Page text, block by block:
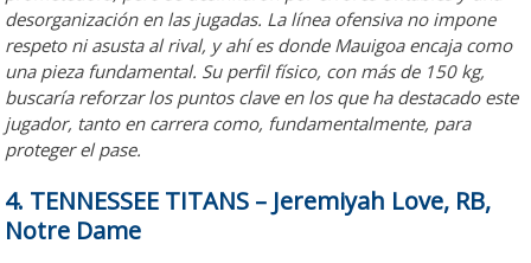
desorganización en las jugadas. La línea ofensiva no impone
respeto ni asusta al rival, y ahí es donde Mauigoa encaja como
una pieza fundamental. Su perfil físico, con más de 150 kg,
buscaría reforzar los puntos clave en los que ha destacado este
jugador, tanto en carrera como, fundamentalmente, para
proteger el pase.
4. TENNESSEE TITANS – Jeremiyah Love, RB,
Notre Dame